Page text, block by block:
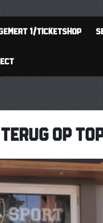
1/TICKETSHOP
OP